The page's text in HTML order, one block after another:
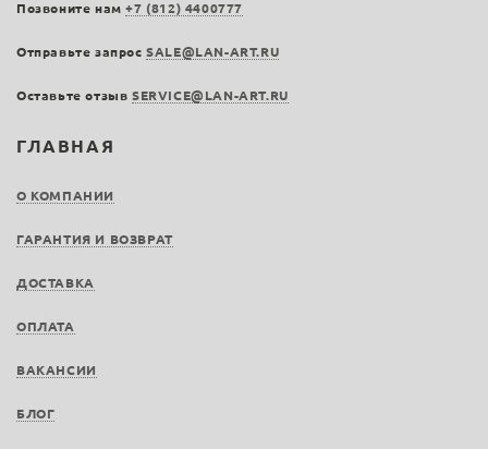
ГЛАВНАЯ
О КОМПАНИИ
ГАРАНТИЯ И ВОЗВРАТ
ДОСТАВКА
ОПЛАТА
ВАКАНСИИ
БЛОГ
Позвоните нам+7 (812) 4400777
Отправьте запросSALE@LAN-ART.RU
Оставьте отзыв SERVICE@LAN-ART.RU